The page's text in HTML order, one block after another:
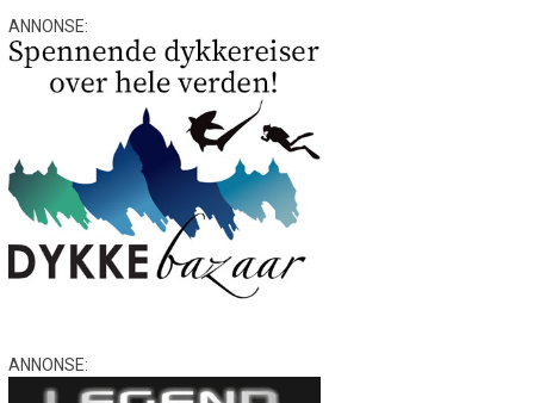
ANNONSE:
ANNONSE: